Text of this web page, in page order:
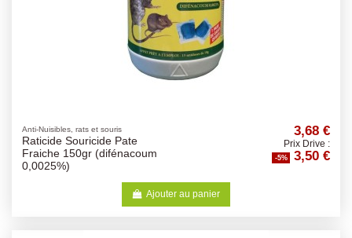
Anti-Nuisibles, rats et souris
Raticide Souricide Pate
Fraiche 150gr (difénacoum
0,0025%)
3,68 €
Prix Drive :
-5% 3,50 €
Ajouter au panier